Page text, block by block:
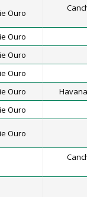
Ouro
Ouro
Ouro
Ouro
Ouro
Ouro
Ouro